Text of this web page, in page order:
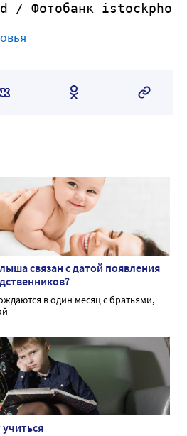
/ Фотобанк istockphoto
связан с датой появления
в один месяц с братьями,